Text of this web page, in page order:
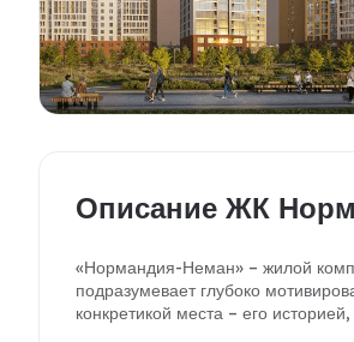
Описание ЖК
«Нормандия-Неман» – жилой
подразумевает глубоко
конкретикой места – его